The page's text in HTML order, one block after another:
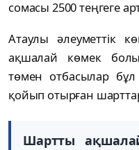
сомасы 2500 теңгеге
Атаулы әлеуметтік
ақшалай көмек
төмен отбасылар
қойып отырған
Шартты